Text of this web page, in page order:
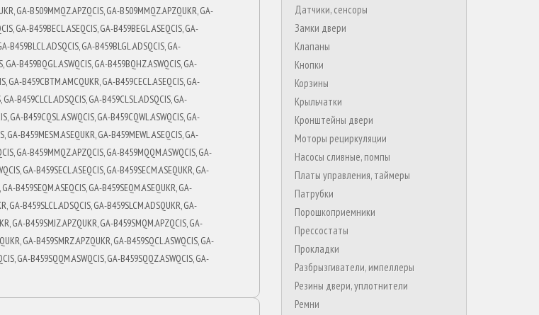
GA-B509MMQZ.APZQCIS, GA-B509MMQZ.APZQUKR, GA-
GA-B459BECL.ASEQCIS, GA-B459BEGL.ASEQCIS, GA-
B459BLCL.ADSQCIS, GA-B459BLGL.ADSQCIS, GA-
B459BQGL.ASWQCIS, GA-B459BQHZ.ASWQCIS, GA-
GA-B459CBTM.AMCQUKR, GA-B459CECL.ASEQCIS, GA-
B459CLCL.ADSQCIS, GA-B459CLSL.ADSQCIS, GA-
GA-B459CQSL.ASWQCIS, GA-B459CQWL.ASWQCIS, GA-
GA-B459MESM.ASEQUKR, GA-B459MEWL.ASEQCIS, GA-
GA-B459MMQZ.APZQCIS, GA-B459MQQM.ASWQCIS, GA-
GA-B459SECL.ASEQCIS, GA-B459SECM.ASEQUKR, GA-
B459SEQM.ASEQCIS, GA-B459SEQM.ASEQUKR, GA-
GA-B459SLCL.ADSQCIS, GA-B459SLCM.ADSQUKR, GA-
GA-B459SMJZ.APZQUKR, GA-B459SMQM.APZQCIS, GA-
GA-B459SMRZ.APZQUKR, GA-B459SQCL.ASWQCIS, GA-
GA-B459SQQM.ASWQCIS, GA-B459SQQZ.ASWQCIS, GA-
Датчики, сенсоры
Замки двери
Клапаны
Кнопки
Корзины
Крыльчатки
Кронштейны двери
Моторы рециркуляции
Насосы сливные, помпы
Платы управления, таймеры
Патрубки
Порошкоприемники
Прессостаты
Прокладки
Разбрызгиватели, импеллеры
Резины двери, уплотнители
Ремни